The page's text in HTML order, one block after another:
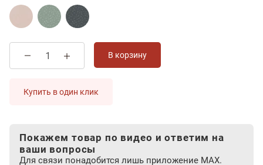
В корзину
Купить в один клик
Покажем товар по видео и ответим на
ваши вопросы
Для связи понадобится лишь приложение MAX.